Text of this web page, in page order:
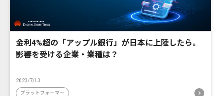
金利4%超の「アップル銀行」が日本に上陸したら。
影響を受ける企業・業種は？
2023/7/13
プラットフォーマー